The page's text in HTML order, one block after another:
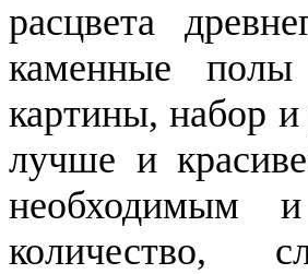
расцвета
каменные
картины, набор
лучше и
необходимым
количество,